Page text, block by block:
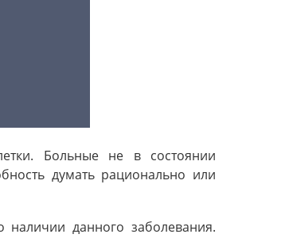
Больные не в состоянии
думать рационально или
данного заболевания.